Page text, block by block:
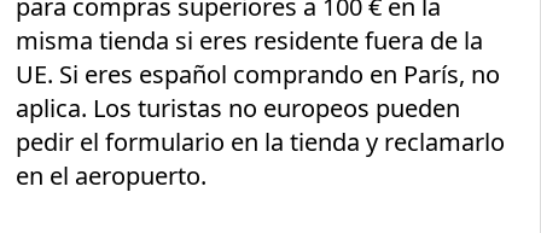
misma tienda si eres residente fuera de la
UE. Si eres español comprando en París, no
aplica. Los turistas no europeos pueden
pedir el formulario en la tienda y reclamarlo
en el aeropuerto.